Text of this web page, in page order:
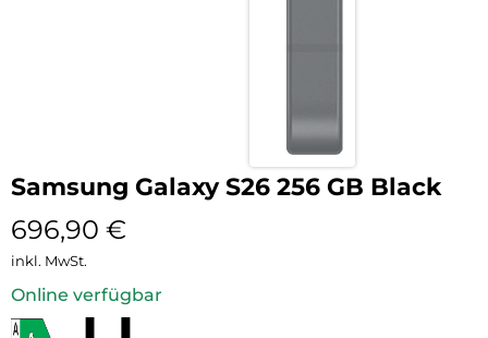
Samsung Galaxy S26 256 GB Black
696,90 €
inkl. MwSt.
Online verfügbar